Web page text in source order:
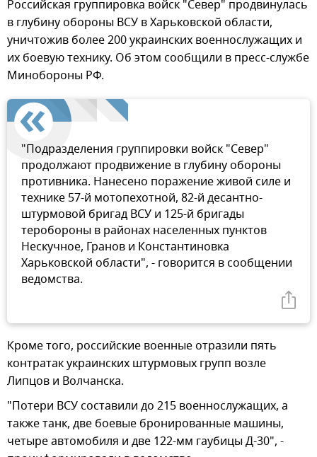
Российская группировка войск "Север" продвинулась
в глубину обороны ВСУ в Харьковской области,
уничтожив более 200 украинских военнослужащих и
их боевую технику. Об этом сообщили в пресс-службе
Минобороны РФ.
"Подразделения группировки войск "Север"
продолжают продвижение в глубину обороны
противника. Нанесено поражение живой силе и
технике 57-й мотопехотной, 82-й десантно-
штурмовой бригад ВСУ и 125-й бригады
теробороны в районах населенных пунктов
Нескучное, Гранов и Константиновка
Харьковской области", - говорится в сообщении
ведомства.
Кроме того, российские военные отразили пять
контратак украинских штурмовых групп возле
Липцов и Волчанска.
"Потери ВСУ составили до 215 военнослужащих, а
также танк, две боевые бронированные машины,
четыре автомобиля и две 122-мм гаубицы Д-30", -